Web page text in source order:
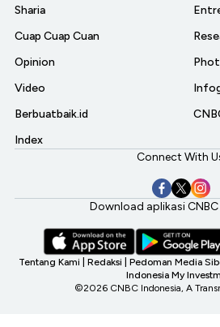
Sharia
Cuap Cuap Cuan
Opinion
Video
Berbuatbaik.id
Index
Connect With
Download aplikasi
Tentang Kami Redaksi Pedoman Media
Indonesia My
©2026 CNBC Indonesia, A